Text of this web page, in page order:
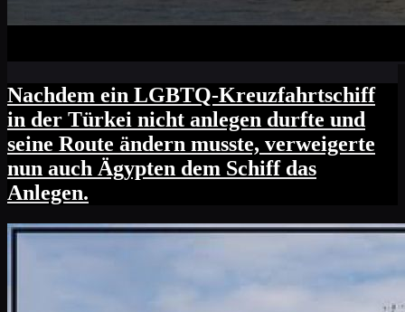
Nachdem ein LGBTQ-Kreuzfahrtschiff
in der Türkei nicht anlegen durfte und
seine Route ändern musste, verweigerte
nun auch Ägypten dem Schiff das
Anlegen.